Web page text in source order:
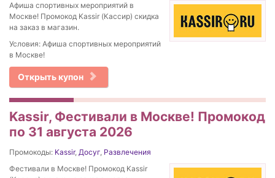
Афиша спортивных мероприятий в
Москве! Промокод Kassir (Кассир) скидка
на заказ в магазин.
Условия: Афиша спортивных мероприятий
в Москве!
Открыть купон
Kassir, Фестивали в Москве! Промокод
по 31 августа 2026
Промокоды: Kassir, Досуг, Развлечения
Фестивали в Москве! Промокод Kassir